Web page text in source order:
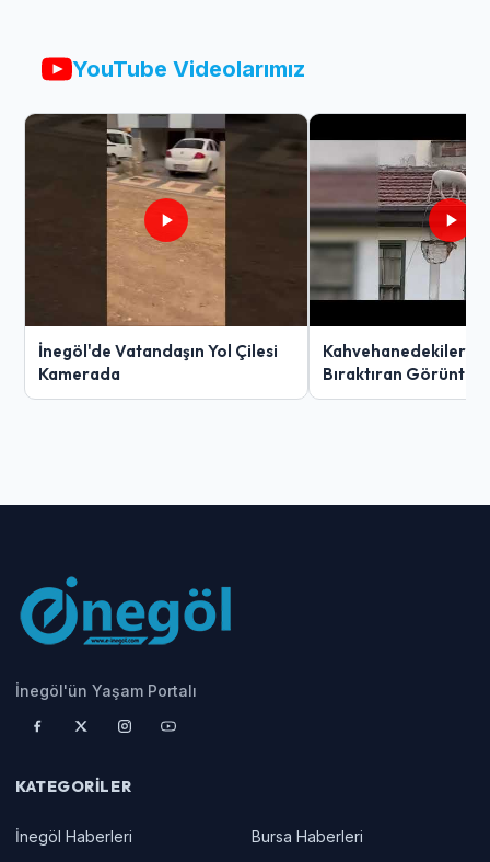
YouTube Videolarımız
İnegöl'de Vatandaşın Yol Çilesi
Kamerada
Kahvehanedekiler
Bıraktıran Görüntü!
İnegöl'ün Yaşam Portalı
KATEGORILER
İnegöl Haberleri
Bursa Haberleri